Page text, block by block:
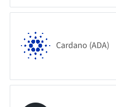
Cardano (ADA)